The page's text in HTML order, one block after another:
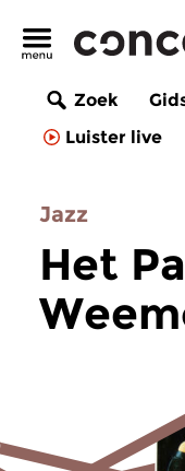
Zoek
Luister live
Jazz
Het